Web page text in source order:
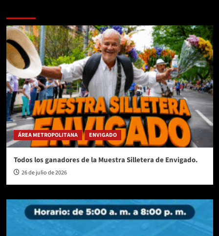
ÁREA METROPOLITANA ENVIGADO
Todos los ganadores de la Muestra Silletera de Envigado.
26 de julio de 2026